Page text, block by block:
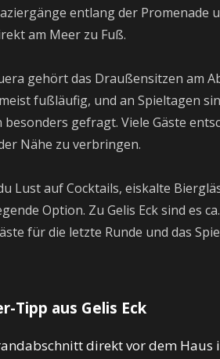
entlang der Promenade
am Meer zu Fuß.
gehört das Draußensitzen am
fußläufig, und an Spieltagen
besonders gefragt. Viele Gäste
Nähe zu verbringen.
Lust auf Cocktails, eiskalte
Option. Zu Gelis Eck sind es
für die letzte Runde und das
Tipp aus Gelis Eck
direkt vor dem